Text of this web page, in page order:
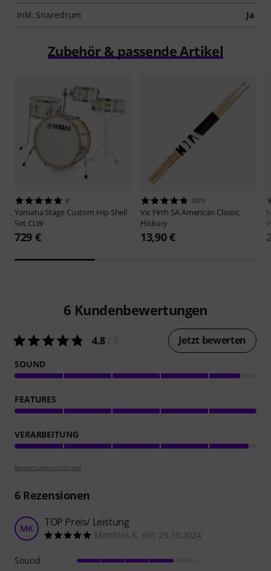
Inkl. Snaredrum Ja
Zubehör & passende Artikel
8
Yamaha Stage Custom Hip Shell
Set CLW
729 €
2973
Vic Firth 5A American Classic
Hickory
13,90 €
6 Kundenbewertungen
4.8 Jetzt bewerten
SOUND
FEATURES
VERARBEITUNG
Bewertungsrichtlinien
6Rezensionen
MK TOP Preis/ Leistung
Matthias K. 691 29.10.2024
Sound